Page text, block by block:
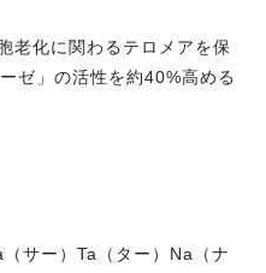
老化に関わるテロメアを保
ゼ」の活性を約40%高める
サー）Ta（ター）Na（ナ